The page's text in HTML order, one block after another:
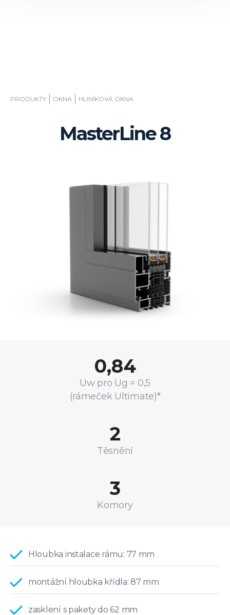
PRODUKTY OKNA HLINÍKOVÁ OKNA
MasterLine 8
0,84
Uw pro Ug = 0,5
(rámeček Ultimate)*
2
Těsnění
3
Komory
Hloubka instalace rámu: 77 mm
montážní hloubka křídla: 87 mm
zasklení s pakety do 62 mm